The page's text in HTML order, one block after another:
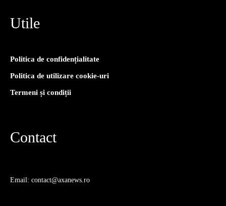
Utile
Politica de confidențialitate
Politica de utilizare cookie-uri
Termeni și condiții
Contact
Email: contact@axanews.ro